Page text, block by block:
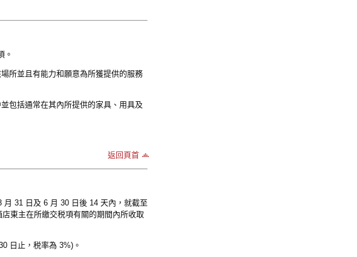
。
所並且有能力和願意為所獲提供的服務
包括通常在其內所提供的家具、用具及
返回頁首
31 日及 6 月 30 日後 14 天內，就截至
東主在所繳交税項有關的期間內所收取
日止，税率為 3%)。